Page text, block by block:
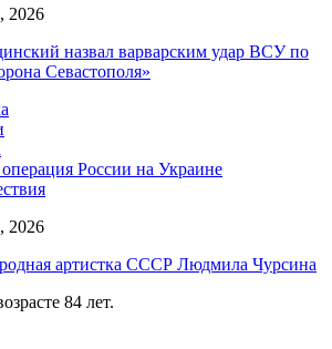
2026
назвал варварским удар ВСУ по
Севастополя»
России на Украине
2026
артистка СССР Людмила Чурсина
84 лет.